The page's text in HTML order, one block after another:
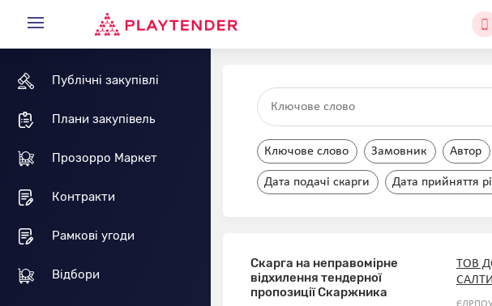
Публічні закупівлі
Плани закупівель
Прозорро Маркет
Контракти
Рамкові угоди
Відбори
Ключове слово Замовник Автор
Дата подачі скарги Дата прийняття
Скарга на неправомірне
відхилення тендерної
пропозиції Скаржника
ТОВ